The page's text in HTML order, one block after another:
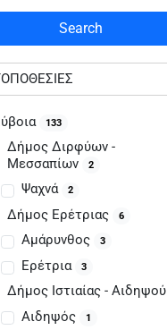
Search
133
Δήμος Διρφύων -
Μεσσαπίων
2
Ψαχνά 2
Δήμος Ερέτριας 6
Αμάρυνθος 3
Ερέτρια 3
Δήμος Ιστιαίας - Αιδηψού
Αιδηψός 1